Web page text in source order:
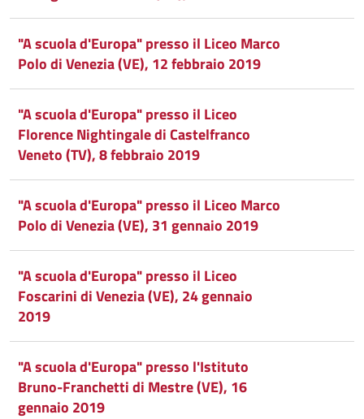
"A scuola d'Europa" presso il Liceo Marco
Polo di Venezia (VE), 12 febbraio 2019
"A scuola d'Europa" presso il Liceo
Florence Nightingale di Castelfranco
Veneto (TV), 8 febbraio 2019
"A scuola d'Europa" presso il Liceo Marco
Polo di Venezia (VE), 31 gennaio 2019
"A scuola d'Europa" presso il Liceo
Foscarini di Venezia (VE), 24 gennaio
2019
"A scuola d'Europa" presso l'Istituto
Bruno-Franchetti di Mestre (VE), 16
gennaio 2019